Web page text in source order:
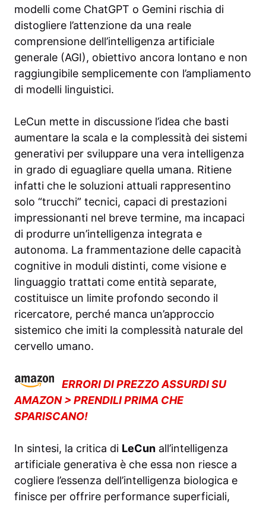
modelli come ChatGPT o Gemini rischia di
distogliere l’attenzione da una reale
comprensione dell’intelligenza artificiale
generale (AGI), obiettivo ancora lontano e non
raggiungibile semplicemente con l’ampliamento
di modelli linguistici.
LeCun mette in discussione l’idea che basti
aumentare la scala e la complessità dei sistemi
generativi per sviluppare una vera intelligenza
in grado di eguagliare quella umana. Ritiene
infatti che le soluzioni attuali rappresentino
solo “trucchi” tecnici, capaci di prestazioni
impressionanti nel breve termine, ma incapaci
di produrre un’intelligenza integrata e
autonoma. La frammentazione delle capacità
cognitive in moduli distinti, come visione e
linguaggio trattati come entità separate,
costituisce un limite profondo secondo il
ricercatore, perché manca un’approccio
sistemico che imiti la complessità naturale del
cervello umano.
ERRORI DI PREZZO ASSURDI SU
AMAZON > PRENDILI PRIMA CHE
SPARISCANO!
In sintesi, la critica di LeCun all’intelligenza
artificiale generativa è che essa non riesce a
cogliere l’essenza dell’intelligenza biologica e
finisce per offrire performance superficiali,